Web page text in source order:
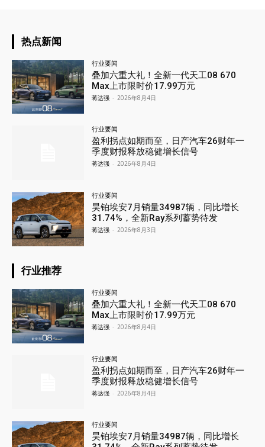
热点新闻
行业要闻
叠加六重大礼！全新一代天工08 670
Max上市限时价17.99万元
蒋达强 - 2026年8月4日
行业要闻
盈利拐点如期而至，日产汽车26财年一
季度财报释放稳健增长信号
蒋达强 - 2026年8月4日
行业要闻
昊铂埃安7月销量34987辆，同比增长
31.74%，全新Ray系列蓄势待发
蒋达强 - 2026年8月3日
行业推荐
行业要闻
叠加六重大礼！全新一代天工08 670
Max上市限时价17.99万元
蒋达强 - 2026年8月4日
行业要闻
盈利拐点如期而至，日产汽车26财年一
季度财报释放稳健增长信号
蒋达强 - 2026年8月4日
行业要闻
昊铂埃安7月销量34987辆，同比增长